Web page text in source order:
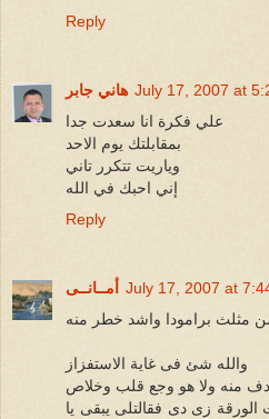
Reply
هاني جابر July 17, 2007 at
علي فكرة انا سعدت جدا
بمقابلتك يوم الاحد
وياريت تتكرر تاني
إني احبك في الله
Reply
أمــانــى
July 17, 2007 at
مثلث برامودا واشد خطر منه
والله شئ فى غاية الاستفزاز
منه ولا هو وجع قلب وخلاص
زى دى فقالتلى يبقى يا